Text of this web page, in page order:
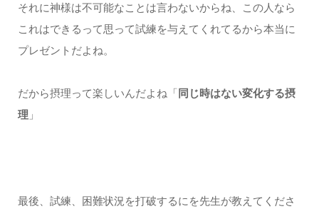
それに神様は不可能なことは言わないからね、この人なら
これはできるって思って試練を与えてくれてるから本当に
プレゼントだよね。
だから摂理って楽しいんだよね「 同じ時はない変化する摂
理 」
最後、試練、困難状況を打破するにを先生が教えてくださ